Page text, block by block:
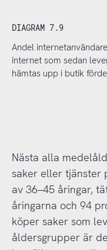
DIAGRAM 7.9
Andel
internet som sedan
hämtas upp i butik
Nästa alla
saker eller tjänster
av 36–45 åringar,
åringarna och 94
köper saker som
åldersgrupper är